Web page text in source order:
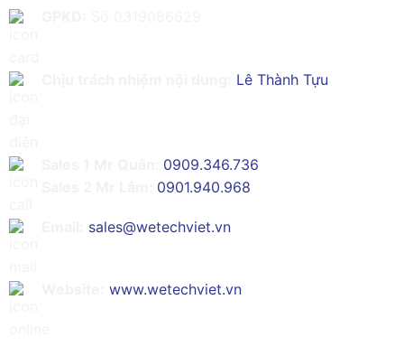
Lê Thành Tựu
0909.346.736
0901.940.968
sales@wetechviet.vn
www.wetechviet.vn